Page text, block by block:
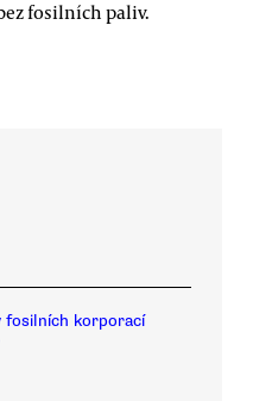
fosilních paliv.
fosilních korporací